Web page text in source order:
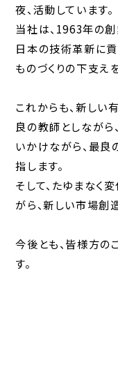
夜、活動しています。
当社は、1963年の創
日本の技術革新に貢
ものづくりの下支え
これからも、新しい
良の教師としながら、
いかけながら、 最良
指します。
そして、たゆまなく
がら、新しい市場創
今後とも、皆様方の
す。